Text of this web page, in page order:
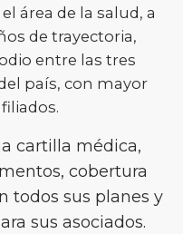
área de la salud, a
de trayectoria,
entre las tres
país, con mayor
cartilla médica,
cobertura
todos sus planes y
sus asociados.